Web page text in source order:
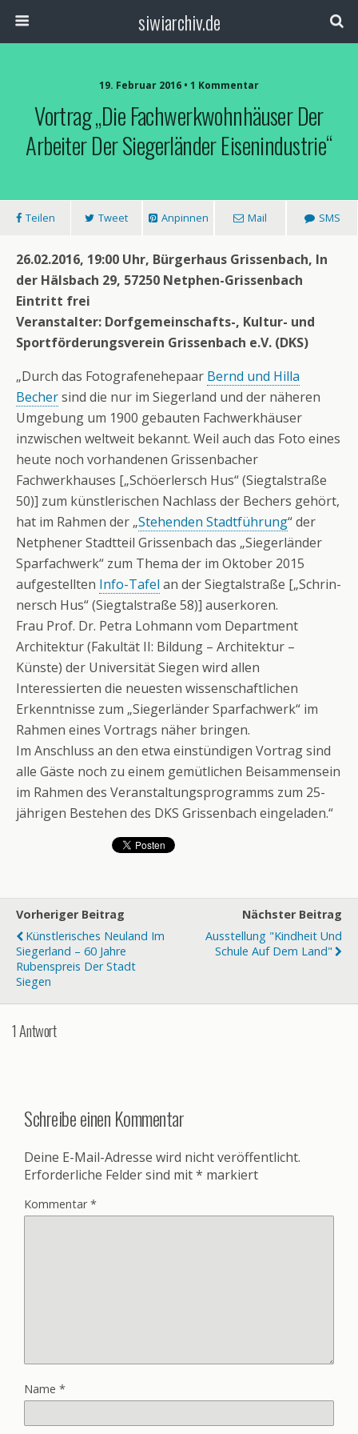
siwiarchiv.de
19. Februar 2016 • 1 Kommentar
Vortrag „Die Fachwerkwohnhäuser Der
Arbeiter Der Siegerländer Eisenindustrie“
Teilen Tweet Anpinnen Mail SMS
26.02.2016, 19:00 Uhr, Bürgerhaus Grissenbach, In
der Hälsbach 29, 57250 Netphen-Grissenbach
Eintritt frei
Veranstalter: Dorfgemeinschafts-, Kultur- und
Sportförderungsverein Grissenbach e.V. (DKS)
„Durch das Fotografenehepaar Bernd und Hilla
Bechersind die nur im Siegerland und der näheren
Umgebung um 1900 gebauten Fachwerkhäuser
inzwischen weltweit bekannt. Weil auch das Foto eines
heute noch vorhandenen Grissenbacher
Fachwerkhauses [„Schöerlersch Hus“ (Siegtalstraße
50)] zum künstlerischen Nachlass der Bechers gehört,
hat im Rahmen der „Stehenden Stadtführung“ der
Netphener Stadtteil Grissenbach das „Siegerländer
Sparfachwerk“ zum Thema der im Oktober 2015
aufgestellten Info-Tafel an der Siegtalstraße [„Schrin­
nersch Hus“ (Siegtalstraße 58)] auserkoren.
Frau Prof. Dr. Petra Lohmann vom Department
Architektur (Fakultät II: Bildung – Architektur –
Künste) der Universität Siegen wird allen
Interessierten die neuesten wissenschaftlichen
Erkenntnisse zum „Siegerländer Sparfachwerk“ im
Rahmen eines Vortrags näher bringen.
Im Anschluss an den etwa einstündigen Vortrag sind
alle Gäste noch zu einem gemütlichen Beisammensein
im Rahmen des Veranstaltungsprogramms zum 25-
jährigen Bestehen des DKS Grissenbach eingeladen.“
Vorheriger Beitrag
Künstlerisches Neuland Im
Siegerland – 60 Jahre
Rubenspreis Der Stadt
Siegen
Nächster Beitrag
Ausstellung "Kindheit Und
Schule Auf Dem Land"
1 Antwort
Schreibe einen Kommentar
Deine E-Mail-Adresse wird nicht veröffentlicht.
Erforderliche Felder sind mit* markiert
Kommentar*
Name *